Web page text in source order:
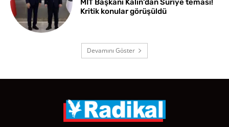
MİT Başkanı Kalın’dan Suriye teması!
Kritik konular görüşüldü
Devamını Göster